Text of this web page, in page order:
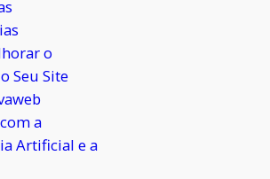
o
Seu Site
a
Artificial e a